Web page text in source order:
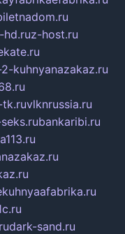
hd.ruz-host.ru
kuhnyanazakaz.ru
tk.ruvlknrussia.ru
bankaribi.ru
dark-sand.ru